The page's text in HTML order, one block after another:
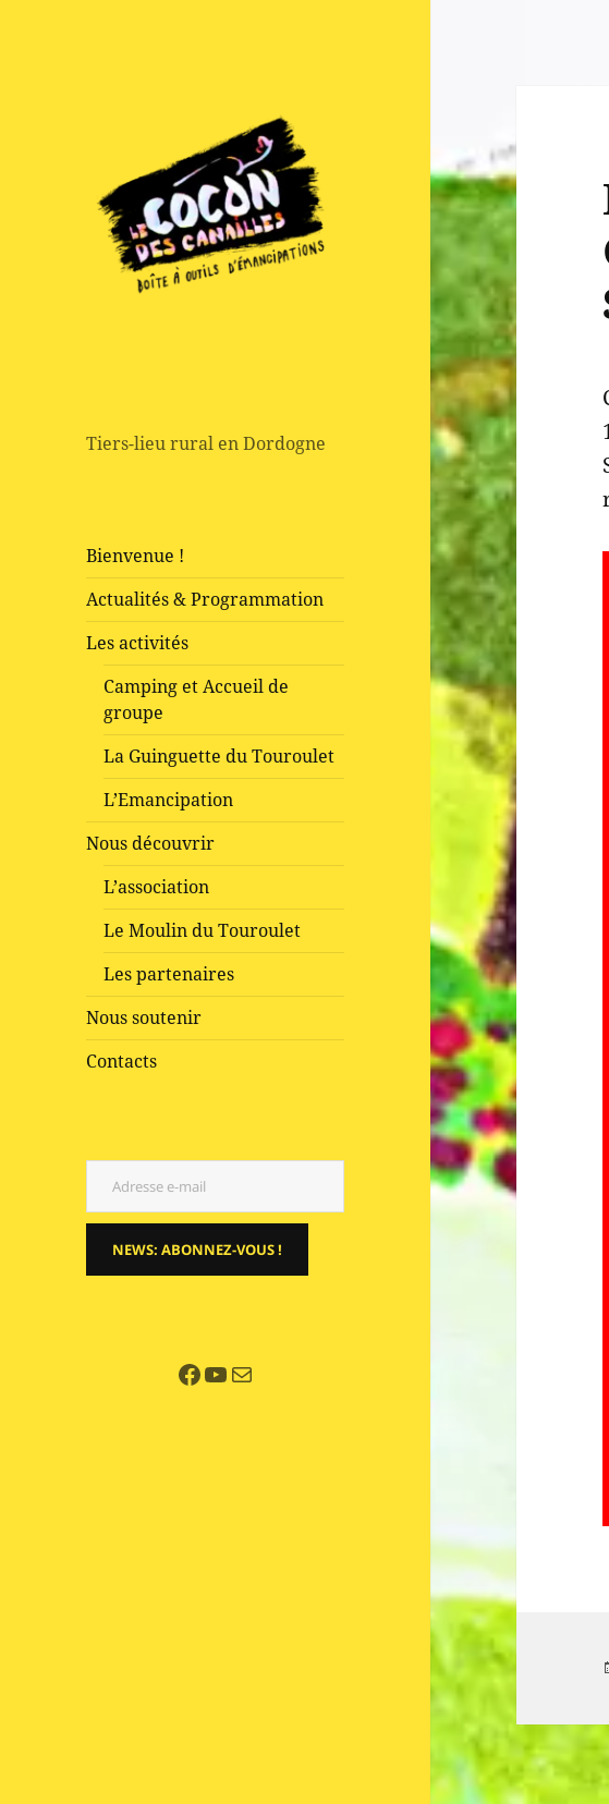
Tiers-lieu rural en Dordogne
Bienvenue !
Actualités & Programmation
Les activités
Camping et Accueil de
groupe
La Guinguette du Touroulet
L’Emancipation
Nous découvrir
L’association
Le Moulin du Touroulet
Les partenaires
Nous soutenir
Contacts
Adresse e-mail
NEWS: ABONNEZ-VOUS !
Facebook
YouTube
E-mail